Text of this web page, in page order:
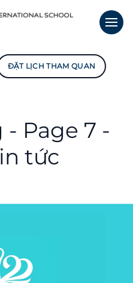
ĐẶT LỊCH THAM QUAN
- Page 7 -
tức